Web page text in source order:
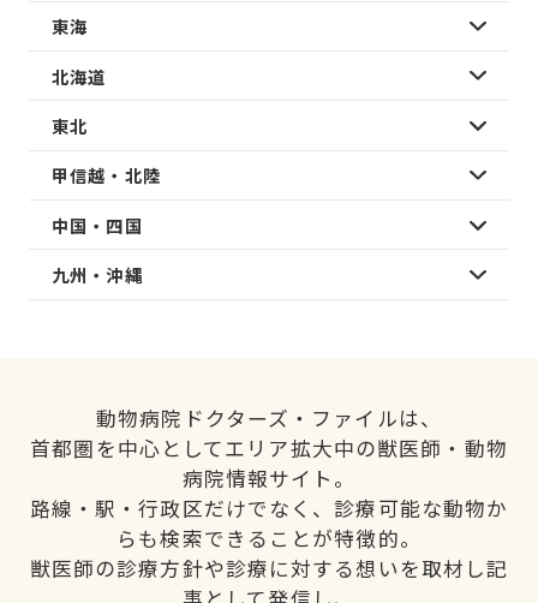
東海
北海道
東北
甲信越・北陸
中国・四国
九州・沖縄
動物病院ドクターズ・ファイルは、
首都圏を中心としてエリア拡大中の獣医師・動物
病院情報サイト。
路線・駅・行政区だけでなく、診療可能な動物か
らも検索できることが特徴的。
獣医師の診療方針や診療に対する想いを取材し記